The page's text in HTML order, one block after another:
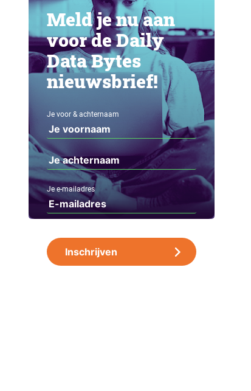
Meld je nu aan
voor de Daily
Data Bytes
nieuwsbrief!
Je voor & achternaam
Je e-mailadres